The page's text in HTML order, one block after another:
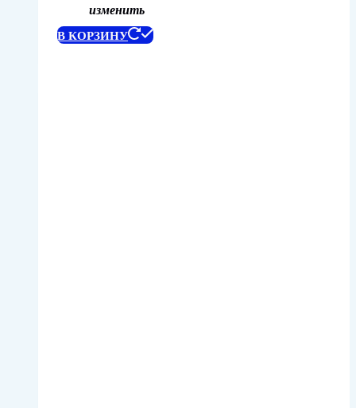
изменить
В КОРЗИНУ